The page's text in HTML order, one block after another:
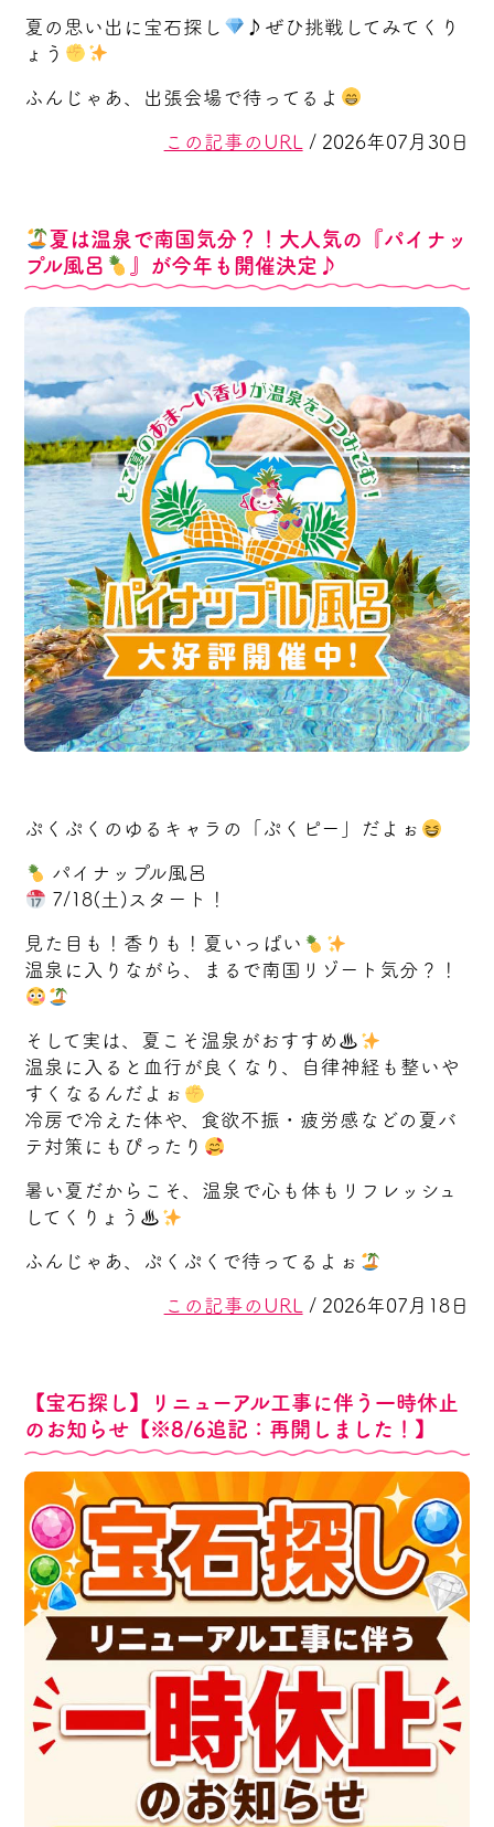
夏の思い出に宝石探し
♪ぜひ挑戦してみてくり
ょう
ふんじゃあ、出張会場で待ってるよ
この記事のURL / 2026年07月30日
夏は温泉で南国気分？！大人気の『パイナッ
プル風呂
』が今年も開催決定♪
ぷくぷくのゆるキャラの「ぷくピー」だよぉ
パイナップル風呂
7/18(土)スタート！
見た目も！香りも！夏いっぱい
温泉に入りながら、まるで南国リゾート気分？！
そして実は、夏こそ温泉がおすすめ♨
温泉に入ると血行が良くなり、自律神経も整いや
すくなるんだよぉ
冷房で冷えた体や、食欲不振・疲労感などの夏バ
テ対策にもぴったり
暑い夏だからこそ、温泉で心も体もリフレッシュ
してくりょう♨
ふんじゃあ、ぷくぷくで待ってるよぉ
この記事のURL / 2026年07月18日
【宝石探し】リニューアル工事に伴う一時休止
のお知らせ【※8/6追記：再開しました！】